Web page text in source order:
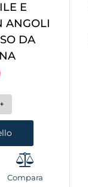
E
ANGOLI
DA
Compara